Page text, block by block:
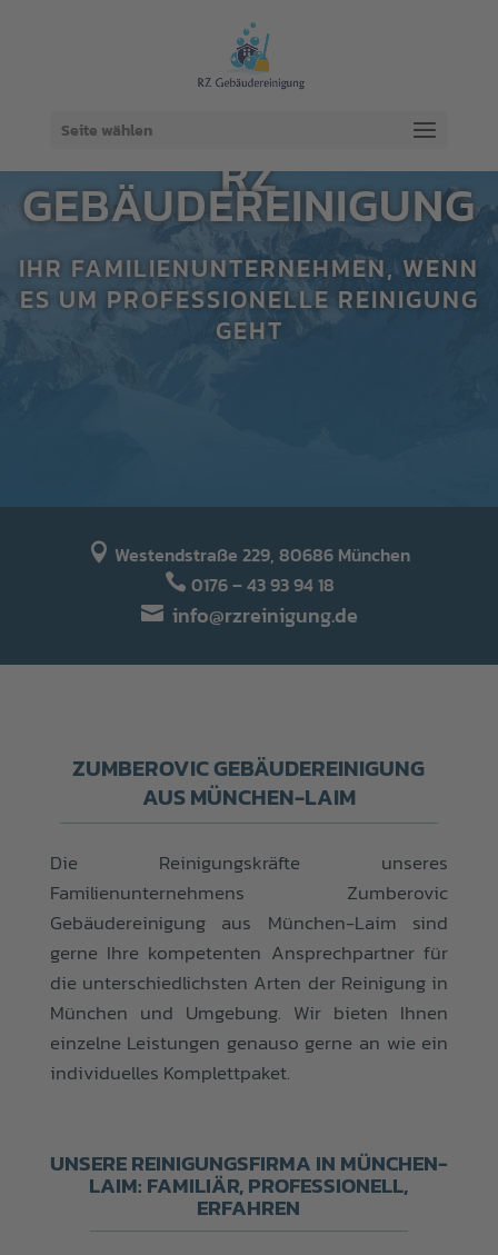
Seite wählen
RZ
GEBÄUDEREINIGUNG
IHR FAMILIENUNTERNEHMEN, WENN
ES UM PROFESSIONELLE REINIGUNG
GEHT
 Westendstraße 229, 80686 München
 0176 – 43 93 94 18
 info@rzreinigung.de
ZUMBEROVIC GEBÄUDEREINIGUNG
AUS MÜNCHEN-LAIM
Die Reinigungskräfte unseres
Familienunternehmens Zumberovic
Gebäudereinigung aus München-Laim sind
gerne Ihre kompetenten Ansprechpartner für
die unterschiedlichsten Arten der Reinigung in
München und Umgebung. Wir bieten Ihnen
einzelne Leistungen genauso gerne an wie ein
individuelles Komplettpaket.
UNSERE REINIGUNGSFIRMA IN MÜNCHEN-
LAIM: FAMILIÄR, PROFESSIONELL,
ERFAHREN